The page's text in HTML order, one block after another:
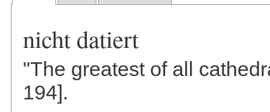
nicht datiert
"The greatest of all
194].